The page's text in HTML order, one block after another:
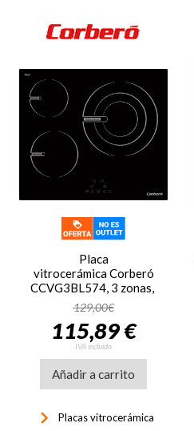
Placa
vitrocerámica Corberó
CCVG3BL574, 3 zonas,
zona grande 30 cm, 9
niveles potencia, control
táctil, temporizador 99 min,
display LED, bloqueo
seguridad, 5700W, cristal
negro
129,00€
115,89 €
IVA incluido
Añadir a carrito
keyboard_arrow_right Placas vitrocerámica